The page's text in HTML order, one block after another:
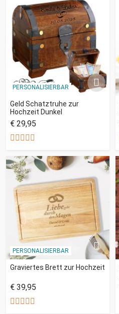
PERSONALISIERBAR
Geld Schatztruhe zur
Hochzeit Dunkel
€ 29,95
PERSONALISIERBAR
Graviertes Brett zur Hochzeit
€ 39,95